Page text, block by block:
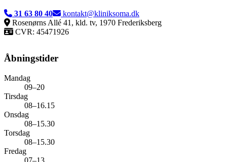
31 63 80 40
kontakt@kliniksoma.dk
Rosenørns Allé 41, kld. tv, 1970 Frederiksberg
CVR: 45471926
Åbningstider
Mandag
09–20
Tirsdag
08–16.15
Onsdag
08–15.30
Torsdag
08–15.30
Fredag
07–13